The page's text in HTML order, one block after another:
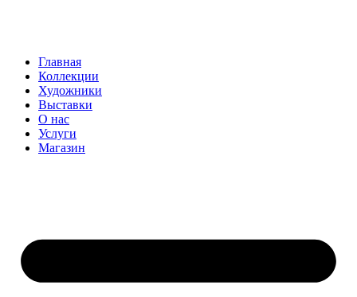
Главная
Коллекции
Художники
Выставки
О нас
Услуги
Магазин